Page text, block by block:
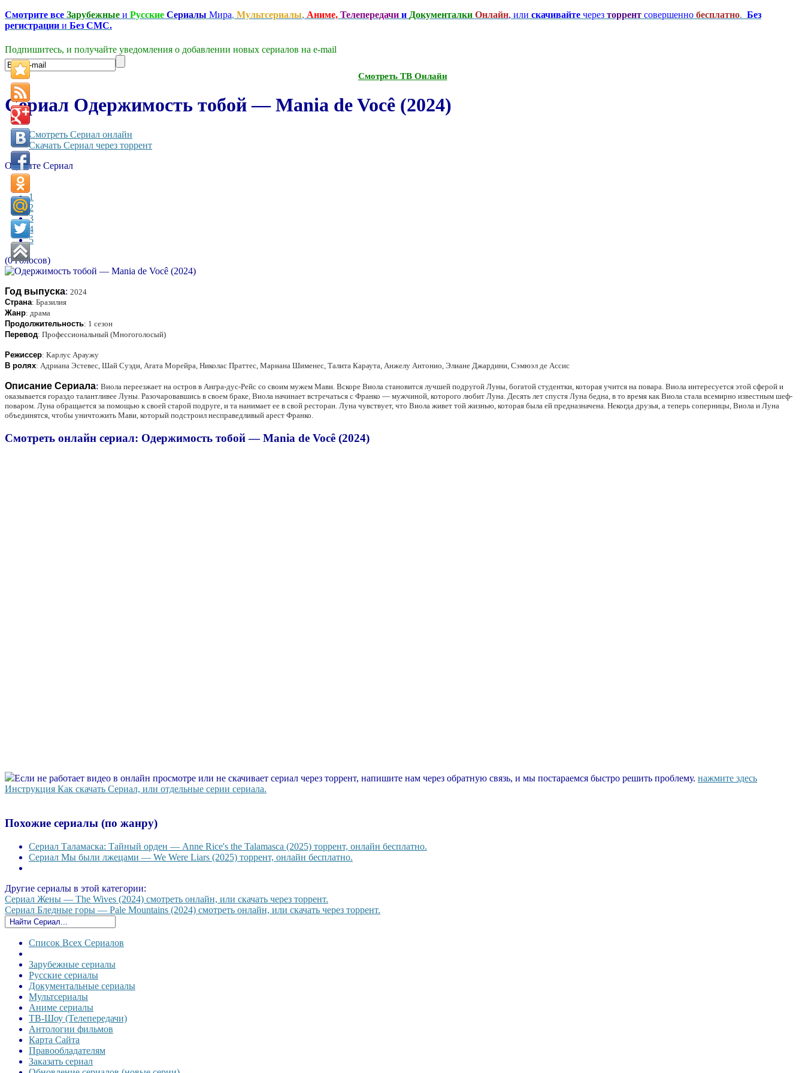
Смотрите все Зарубежные и Русские Сериалы Мира, Мультсериалы, Аниме, Телепередачи и Документалки Онлайн, или скачивайте через торрент совершенно бесплатно. Без
регистрации и Без СМС.
Подпишитесь, и получайте уведомления о добавлении новых сериалов на e-mаil
Смотреть ТВ Онлайн
Сериал Одержимость тобой — Mania de Você (2024)
Смотреть Сериал онлайн
Скачать Сериал через торрент
Оцените Сериал
1
2
3
4
5
(0 голосов)
Год выпуска: 2024
Страна: Бразилия
Жанр: драма
Продолжительность: 1 сезон
Перевод: Профессиональный (Многоголосый)
Режиссер: Карлус Араужу
В ролях: Адриана Эстевес, Шай Суэди, Агата Морейра, Николас Праттес, Мариана Шименес, Талита Караута, Анжелу Антонио, Элиане Джардини, Сэмюэл де Ассис
Описание Сериала: Виола переезжает на остров в Ангра-дус-Рейс со своим мужем Мави. Вскоре Виола становится лучшей подругой Луны, богатой студентки, которая учится на повара. Виола интересуется этой сферой и
оказывается гораздо талантливее Луны. Разочаровавшись в своем браке, Виола начинает встречаться с Франко — мужчиной, которого любит Луна. Десять лет спустя Луна бедна, в то время как Виола стала всемирно известным шеф-
поваром. Луна обращается за помощью к своей старой подруге, и та нанимает ее в свой ресторан. Луна чувствует, что Виола живет той жизнью, которая была ей предназначена. Некогда друзья, а теперь соперницы, Виола и Луна
объединятся, чтобы уничтожить Мави, который подстроил несправедливый арест Франко.
Смотреть онлайн сериал: Одержимость тобой — Mania de Você (2024)
Если не работает видео в онлайн просмотре или не скачивает сериал через торрент, напишите нам через обратную связь, и мы постараемся быстро решить проблему. нажмите здесь
Инструкция Как скачать Сериал, или отдельные серии сериала.
Похожие сериалы (по жанру)
Сериал Таламаска: Тайный орден — Anne Rice's the Talamasca (2025) торрент, онлайн бесплатно.
Сериал Мы были лжецами — We Were Liars (2025) торрент, онлайн бесплатно.
Другие сериалы в этой категории:
Сериал Жены — The Wives (2024) смотреть онлайн, или скачать через торрент.
Сериал Бледные горы — Pale Mountains (2024) смотреть онлайн, или скачать через торрент.
Список Всех Сериалов
Зарубежные сериалы
Русские сериалы
Документальные сериалы
Мультсериалы
Аниме сериалы
ТВ-Шоу (Телепередачи)
Антологии фильмов
Карта Сайта
Правообладателям
Заказать сериал